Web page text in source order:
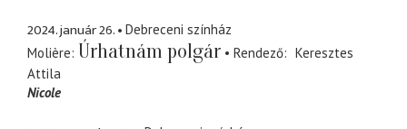
2024. január 26.
Debreceni színház
Molière Úrhatnám polgár Rendező
Keresztes
Attila
Nicole